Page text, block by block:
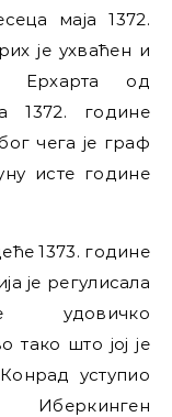
маја 1372.
је ухваћен и
Ерхарта од
1372. године
чега је граф
исте године
1373. године
је регулисала
удовичко
тако што јој је
уступио
Иберкинген